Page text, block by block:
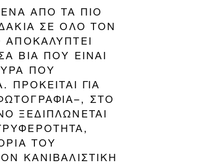
ΑΠΟ ΤΑ ΠΙΟ
ΣΕ ΟΛΟ ΤΟΝ
ΒΙΑ ΠΟΥ ΕΙΝΑΙ
ΠΟΥ
ΠΡΟΚΕΙΤΑΙ ΓΙΑ
ΣΤΟ
ΞΕΔΙΠΛΩΝΕΤΑΙ
ΤΟΥ
ΚΑΝΙΒΑΛΙΣΤΙΚΗ